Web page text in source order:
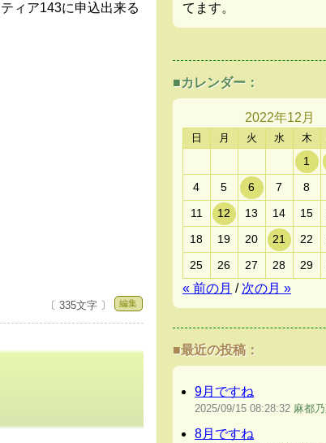
ィア143に申込出来る
〔 335文字 〕 編集
てます。
■カレンダー：
2022年12月
日 月 火 水 木
1
4
5 6 7 8
11
12 13 14 15
18
19 20 21 22
25
26 27 28 29
« 前の月 / 次の月 »
■最近の投稿：
9月ですね
2025/09/15 08:28:32 麻都
8月ですね